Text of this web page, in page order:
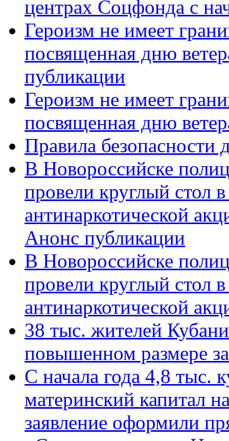
центрах Соцфонда с
Героизм не имеет
посвященная дню
публикации
Героизм не имеет
посвященная дню
Правила безопасности
В Новороссийске
провели круглый стол
антинаркотической
Анонс публикации
В Новороссийске
провели круглый стол
антинаркотической
38 тыс. жителей
повышенном размере
С начала года 4,8 тыс.
материнский капитал
заявление оформили